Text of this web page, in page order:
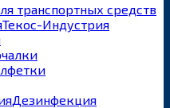
транспортных средств
Текос-Индустрия
Дезинфекция